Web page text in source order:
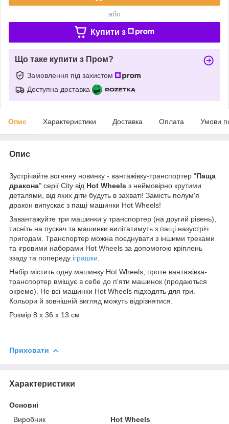
або
Купити з
Що таке купити з Пром?
Замовлення під захистом
Доступна доставка
Опис Характеристики Доставка Оплата Умови
Опис
Зустрічайте вогняну новинку - вантажівку-транспортер "Паща
дракона" серії City від Hot Wheels з неймовірно крутими
деталями, від яких діти будуть в захваті! Замість полум'я
дракон випускає з пащі машинки Hot Wheels!
Завантажуйте три машинки у транспортер (на другий рівень),
тисніть на пускач та машинки вилітатимуть з пащі назустріч
пригодам. Транспортер можна поєднувати з іншими треками
та ігровими наборами Hot Wheels за допомогою кріплень
ззаду та попереду іграшки
Набір містить одну машинку Hot Wheels, проте вантажівка-
транспортер вміщує в себе до п'яти машинок (продаються
окремо). Не всі машинки Hot Wheels підходять для гри.
Кольори й зовнішній вигляд можуть відрізнятися.
Розмір 8 x 36 x 13 см
Приховати
Характеристики
Основні
Виробник
Hot Wheels